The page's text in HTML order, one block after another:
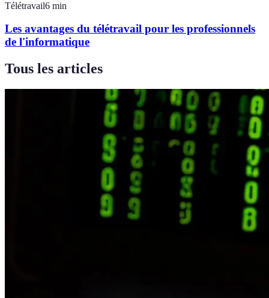
Télétravail6 min
Les avantages du télétravail pour les professionnels
de l'informatique
Tous les articles